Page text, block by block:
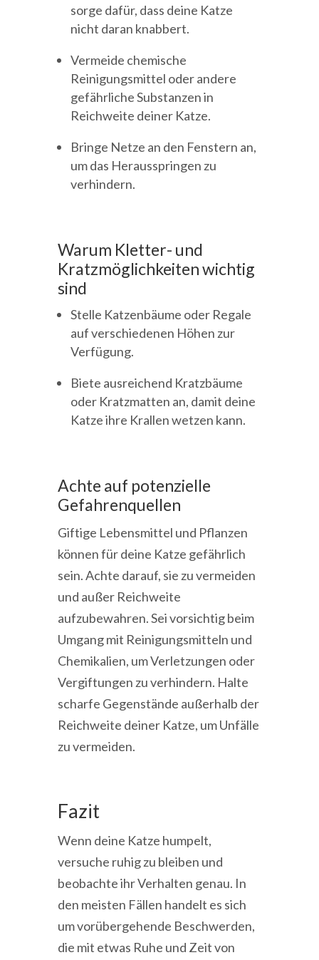
sorge dafür, dass deine Katze
nicht daran knabbert.
Vermeide chemische
Reinigungsmittel oder andere
gefährliche Substanzen in
Reichweite deiner Katze.
Bringe Netze an den Fenstern an,
um das Herausspringen zu
verhindern.
Warum Kletter- und
Kratzmöglichkeiten wichtig
sind
Stelle Katzenbäume oder Regale
auf verschiedenen Höhen zur
Verfügung.
Biete ausreichend Kratzbäume
oder Kratzmatten an, damit deine
Katze ihre Krallen wetzen kann.
Achte auf potenzielle
Gefahrenquellen
Giftige Lebensmittel und Pflanzen
können für deine Katze gefährlich
sein. Achte darauf, sie zu vermeiden
und außer Reichweite
aufzubewahren. Sei vorsichtig beim
Umgang mit Reinigungsmitteln und
Chemikalien, um Verletzungen oder
Vergiftungen zu verhindern. Halte
scharfe Gegenstände außerhalb der
Reichweite deiner Katze, um Unfälle
zu vermeiden.
Fazit
Wenn deine Katze humpelt,
versuche ruhig zu bleiben und
beobachte ihr Verhalten genau. In
den meisten Fällen handelt es sich
um vorübergehende Beschwerden,
die mit etwas Ruhe und Zeit von